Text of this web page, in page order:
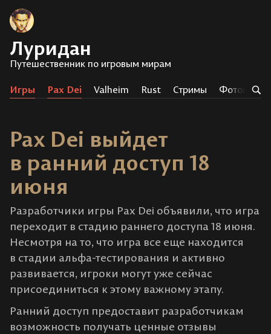
Луридан
Путешественник по игровым мирам
Игры Pax Dei Valheim Rust Стримы
Pax Dei выйдет
в ранний доступ 18
июня
Разработчики игры Pax Dei объявили, что игра
переходит в стадию раннего доступа 18 июня.
Несмотря на то, что игра все еще находится
в стадии альфа-тестирования и активно
развивается, игроки могут уже сейчас
присоединиться к этому важному этапу.
Ранний доступ предоставит разработчикам
возможность получать ценные отзывы